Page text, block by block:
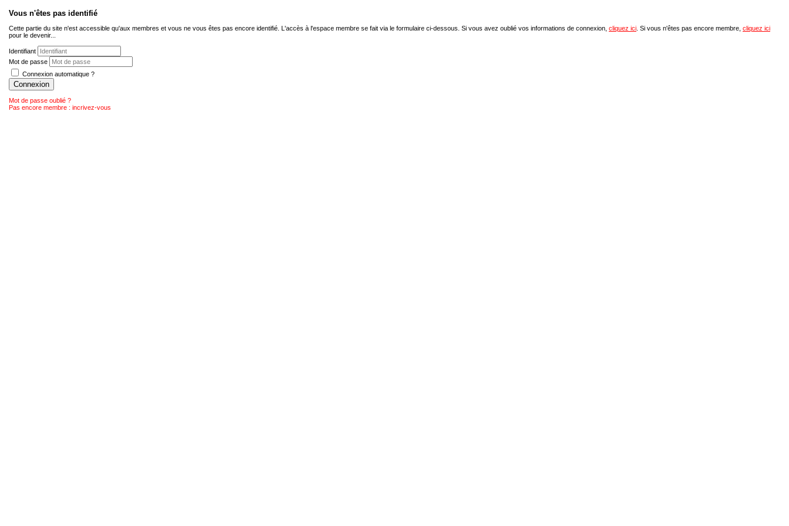
Vous n'êtes pas identifié
Cette partie du site n'est accessible qu'aux membres et vous ne vous êtes pas encore identifié. L'accès à l'espace membre se fait via le formulaire ci-dessous. Si vous avez oublié vos informations de connexion, cliquez ici . Si vous n'êtes pas encore membre, cliquez ici
pour le devenir...
Identifiant
Mot de passe
Connexion automatique ?
Connexion
Mot de passe oublié ?
Pas encore membre : incrivez-vous